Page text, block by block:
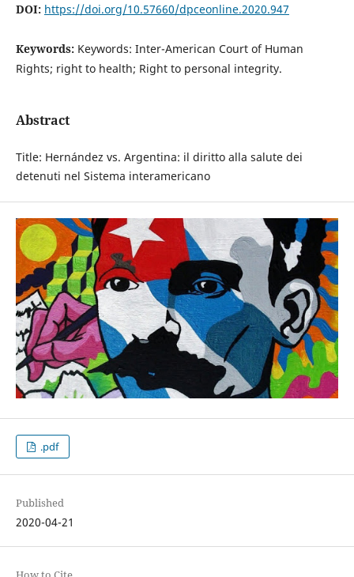
DOI: https://doi.org/10.57660/dpceonline.2020.947
Keywords: Keywords: Inter-American Court of Human
Rights; right to health; Right to personal integrity.
Abstract
Title: Hernández vs. Argentina: il diritto alla salute dei
detenuti nel Sistema interamericano
.pdf
Published
2020-04-21